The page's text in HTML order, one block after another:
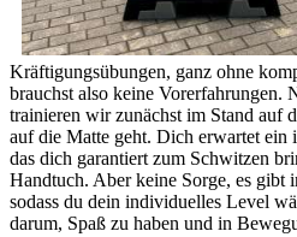
Kräftigungsübungen, ganz ohne
brauchst also keine Vorerfahrungen.
trainieren wir zunächst im Stand auf
auf die Matte geht. Dich erwartet ein
das dich garantiert zum Schwitzen
Handtuch. Aber keine Sorge, es gibt
sodass du dein individuelles Level
darum, Spaß zu haben und in